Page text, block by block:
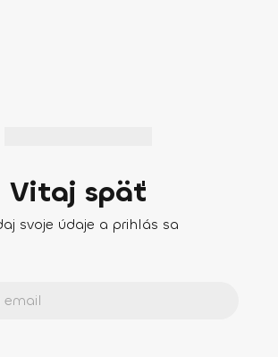
Vitaj späť
svoje údaje a prihlás sa